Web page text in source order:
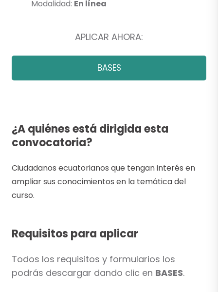
Modalidad: En línea
APLICAR AHORA:
BASES
¿A quiénes está dirigida esta
convocatoria?
Ciudadanos ecuatorianos que tengan interés en
ampliar sus conocimientos en la temática del
curso.
Requisitos para aplicar
Todos los requisitos y formularios los
podrás descargar dando clic en BASES.